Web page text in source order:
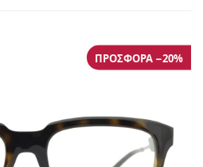
ΠΡΟΣΦΟΡΆ −20%